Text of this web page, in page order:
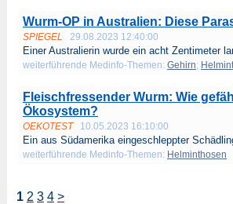
Wurm-OP in Australien: Diese
SPIEGEL 29.08.2023 12:40:00
Einer Australierin wurde ein acht Zentimeter
weiterführende Medinfo-Themen: Gehirn;
Fleischfressender Wurm: Wie
Ökosystem?
OEKOTEST 10.05.2023 16:10:00
Ein aus Südamerika eingeschleppter
weiterführende Medinfo-Themen: Helminthosen
1 2 3 4 >